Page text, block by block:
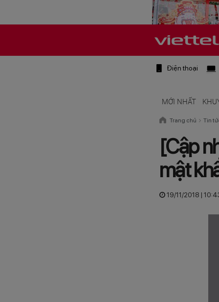
Điện thoại
MỚI NHẤT
Trang chủ Tin
[Cập
mật
19/11/2018 |